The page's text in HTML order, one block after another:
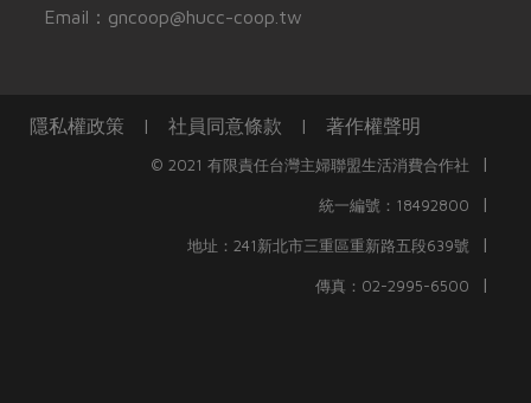
Email：gncoop@hucc-coop.tw
隱私權政策 | 社員同意條款 | 著作權聲明
© 2021 有限責任台灣主婦聯盟生活消費合作社 |
統一編號：18492800 |
地址：241新北市三重區重新路五段639號 |
傳真：02-2995-6500 |